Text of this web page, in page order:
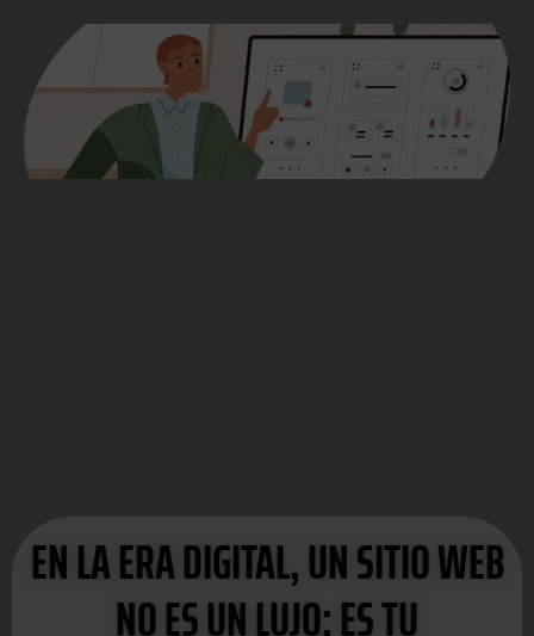
EN LA ERA DIGITAL, UN SITIO WEB
NO ES UN LUJO; ES TU